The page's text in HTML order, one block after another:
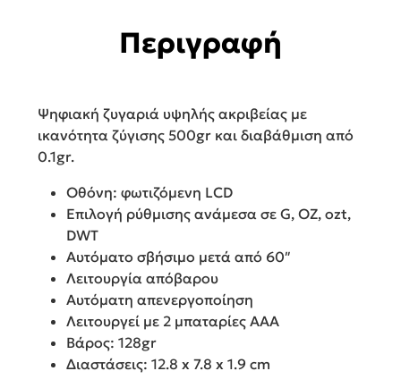
Περιγραφή
Ψηφιακή ζυγαριά υψηλής ακριβείας με
ικανότητα ζύγισης 500gr και διαβάθμιση από
0.1gr.
Οθόνη: φωτιζόμενη LCD
Επιλογή ρύθμισης ανάμεσα σε G, OZ, ozt,
DWT
Αυτόματο σβήσιμο μετά από 60″
Λειτουργία απόβαρου
Αυτόματη απενεργοποίηση
Λειτουργεί με 2 μπαταρίες ΑΑΑ
Βάρος: 128gr
Διαστάσεις: 12.8 x 7.8 x 1.9 cm